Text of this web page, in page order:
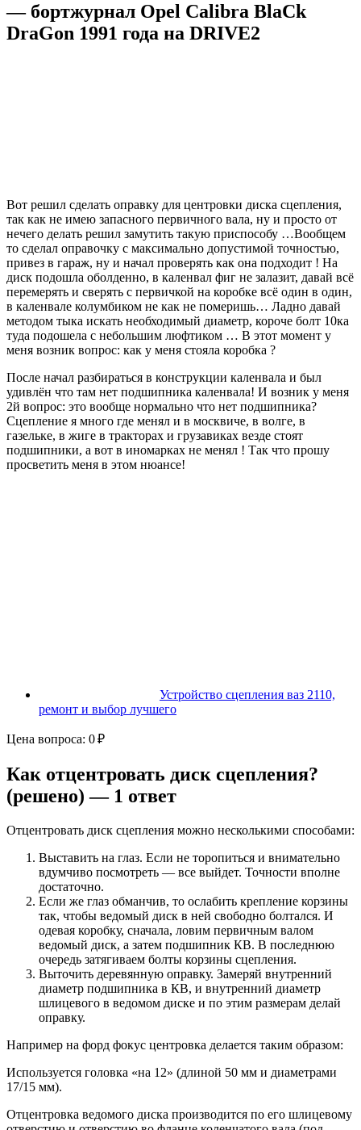
— бортжурнал Opel Calibra BlaCk
DraGon 1991 года на DRIVE2
Вот решил сделать оправку для центровки диска сцепления,
так как не имею запасного первичного вала, ну и просто от
нечего делать решил замутить такую приспособу …Вообщем
то сделал оправочку с максимально допустимой точностью,
привез в гараж, ну и начал проверять как она подходит ! На
диск подошла оболденно, в каленвал фиг не залазит, давай всё
перемерять и сверять с первичкой на коробке всё один в один,
в каленвале колумбиком не как не померишь… Ладно давай
методом тыка искать необходимый диаметр, короче болт 10ка
туда подошела с небольшим люфтиком … В этот момент у
меня возник вопрос: как у меня стояла коробка ?
После начал разбираться в конструкции каленвала и был
удивлён что там нет подшипника каленвала! И возник у меня
2й вопрос: это вообще нормально что нет подшипника?
Сцепление я много где менял и в москвиче, в волге, в
газельке, в жиге в тракторах и грузавиках везде стоят
подшипники, а вот в иномарках не менял ! Так что прошу
просветить меня в этом нюансе!
Устройство сцепления ваз 2110,
ремонт и выбор лучшего
Цена вопроса: 0 ₽
Как отцентровать диск сцепления?
(решено) — 1 ответ
Отцентровать диск сцепления можно несколькими способами:
Выставить на глаз. Если не торопиться и внимательно
вдумчиво посмотреть — все выйдет. Точности вполне
достаточно.
Если же глаз обманчив, то ослабить крепление корзины
так, чтобы ведомый диск в ней свободно болтался. И
одевая коробку, сначала, ловим первичным валом
ведомый диск, а затем подшипник КВ. В последнюю
очередь затягиваем болты корзины сцепления.
Выточить деревянную оправку. Замеряй внутренний
диаметр подшипника в КВ, и внутренний диаметр
шлицевого в ведомом диске и по этим размерам делай
оправку.
Например на форд фокус центровка делается таким образом:
Используется головка «на 12» (длиной 50 мм и диаметрами
17/15 мм).
Отцентровка ведомого диска производится по его шлицевому